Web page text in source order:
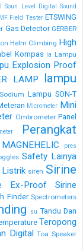
Soun Level Digital Sound
Field Tester ETSWING
Gas Detector GERBER
Helm Climbing High
Kompas la Lampu
Explosion Proof
LAMP
lampu
Lampu SON-T
Micrometer Mini
Ombrometer Panel
Perangkat
pres
Safety Lainya
siren Sirine
Ex-Proof
Sirine
Finder Spectrometers
su Tandu Dan
Teropong
Digital Toa Speaker